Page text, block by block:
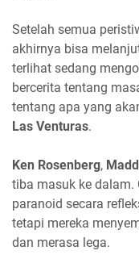
Setelah semua
akhirnya bisa
terlihat sedang
bercerita tentang
tentang apa yang
Las Venturas.
Ken Rosenberg,
tiba masuk ke dalam.
paranoid secara
tetapi mereka
dan merasa lega.